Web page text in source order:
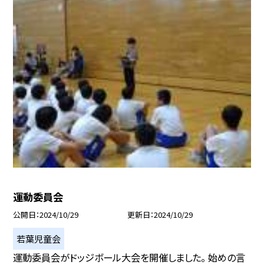
運動委員会
公開日 2024/10/29 更新日 2024/10/29
若葉児童会
運動委員会がドッジボール大会を開催しました。 始めの言